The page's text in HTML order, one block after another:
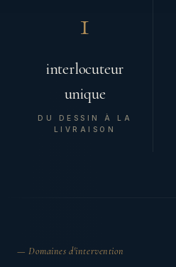
1
interlocuteur
unique
DU DESSIN À LA
LIVRAISON
— Domaines d'intervention